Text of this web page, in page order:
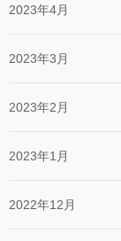
2023年4月
2023年3月
2023年2月
2023年1月
2022年12月